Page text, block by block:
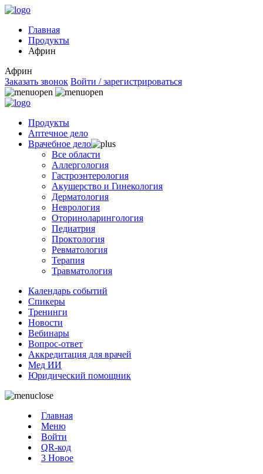
Главная
Продукты
Африн
Африн
Заказать звонок Войти / зарегистрироваться
Продукты
Аптечное дело
Врачебное дело
Все области
Аллергология
Гастроэнтерология
Акушерство и Гинекология
Дерматология
Неврология
Оториноларингология
Педиатрия
Проктология
Ревматология
Терапия
Травматология
Календарь событий
Спикеры
Тренинги
Новости
Вебинары
Вопрос-ответ
Аккредитация для врачей
Мед ИИ
Юридический помощник
Главная
Меню
Войти
QR-код
3 Новое